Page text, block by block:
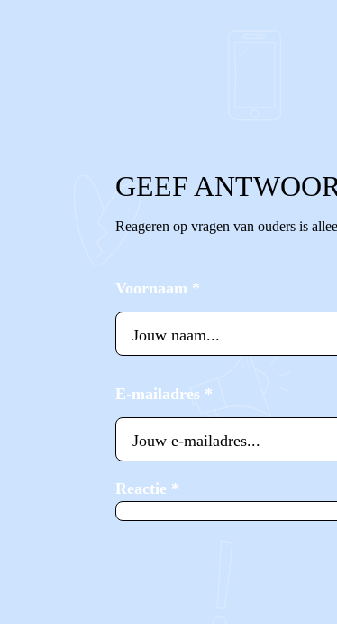
GEEF
Reageren op vragen van ouders is
Voornaam *
E-mailadres *
Reactie *